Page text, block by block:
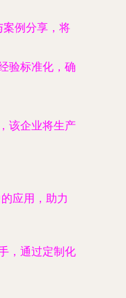
例分享，将
验标准化，确
该企业将生产
应用，助力
，通过定制化